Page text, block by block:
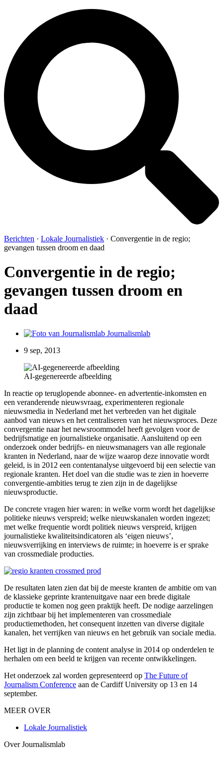
Berichten · Lokale Journalistiek · Convergentie in de regio;
gevangen tussen droom en daad
Convergentie in de regio;
gevangen tussen droom en
daad
Journalismlab
9 sep, 2013
AI-gegenereerde afbeelding
In reactie op teruglopende abonnee- en advertentie-inkomsten en
een veranderende nieuwsvraag, experimenteren regionale
nieuwsmedia in Nederland met het verbreden van het digitale
aanbod van nieuws en het centraliseren van het nieuwsproces. Deze
convergentie naar het newsroommodel heeft gevolgen voor de
bedrijfsmatige en journalistieke organisatie. Aansluitend op een
onderzoek onder bedrijfs- en nieuwsmanagers van alle regionale
kranten in Nederland, naar de wijze waarop deze innovatie wordt
geleid, is in 2012 een contentanalyse uitgevoerd bij een selectie van
regionale kranten. Het doel van die studie was te zien in hoeverre
convergentie-ambities terug te zien zijn in de dagelijkse
nieuwsproductie.
De concrete vragen hier waren: in welke vorm wordt het dagelijkse
politieke nieuws verspreid; welke nieuwskanalen worden ingezet;
met welke frequentie wordt politiek nieuws verspreid, krijgen
journalistieke kwaliteitsindicatoren als ‘eigen nieuws’,
nieuwsverrijking en interviews de ruimte; in hoeverre is er sprake
van crossmediale producties.
De resultaten laten zien dat bij de meeste kranten de ambitie om van
de klassieke geprinte krantenuitgave naar een brede digitale
productie te komen nog geen praktijk heeft. De nodige aarzelingen
zijn zichtbaar bij het implementeren van crossmediale
productiemethoden, het consequent inzetten van diverse digitale
kanalen, het verrijken van nieuws en het gebruik van sociale media.
Het ligt in de planning de content analyse in 2014 op onderdelen te
herhalen om een beeld te krijgen van recente ontwikkelingen.
Het onderzoek zal worden gepresenteerd op The Future of
Journalism Conference aan de Cardiff University op 13 en 14
september.
MEER OVER
Lokale Journalistiek
Over Journalismlab